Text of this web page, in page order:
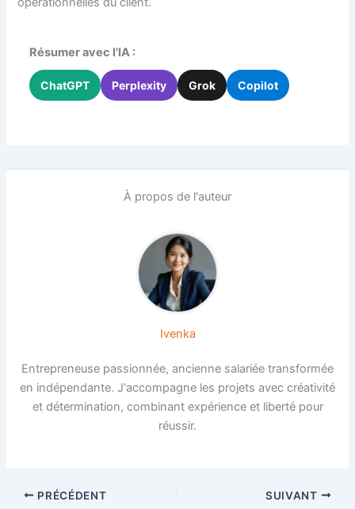
Résumer avec l'IA :
ChatGPT Perplexity Grok Copilot
À propos de l'auteur
Ivenka
Entrepreneuse passionnée, ancienne salariée transformée
en indépendante. J'accompagne les projets avec créativité
et détermination, combinant expérience et liberté pour
réussir.
PRÉCÉDENT SUIVANT